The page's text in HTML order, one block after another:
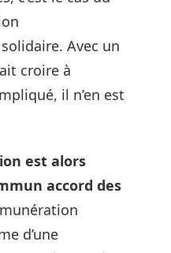
Avec un
croire à
il n’en est
est alors
accord des
d’une